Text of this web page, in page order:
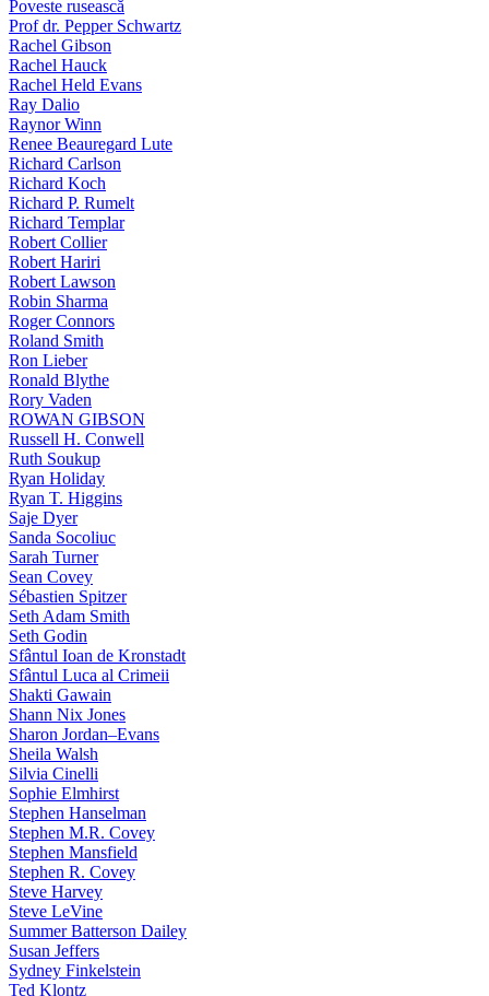
Poveste rusească
Prof dr. Pepper Schwartz
Rachel Gibson
Rachel Hauck
Rachel Held Evans
Ray Dalio
Raynor Winn
Renee Beauregard Lute
Richard Carlson
Richard Koch
Richard P. Rumelt
Richard Templar
Robert Collier
Robert Hariri
Robert Lawson
Robin Sharma
Roger Connors
Roland Smith
Ron Lieber
Ronald Blythe
Rory Vaden
ROWAN GIBSON
Russell H. Conwell
Ruth Soukup
Ryan Holiday
Ryan T. Higgins
Saje Dyer
Sanda Socoliuc
Sarah Turner
Sean Covey
Sébastien Spitzer
Seth Adam Smith
Seth Godin
Sfântul Ioan de Kronstadt
Sfântul Luca al Crimeii
Shakti Gawain
Shann Nix Jones
Sharon Jordan–Evans
Sheila Walsh
Silvia Cinelli
Sophie Elmhirst
Stephen Hanselman
Stephen M.R. Covey
Stephen Mansfield
Stephen R. Covey
Steve Harvey
Steve LeVine
Summer Batterson Dailey
Susan Jeffers
Sydney Finkelstein
Ted Klontz